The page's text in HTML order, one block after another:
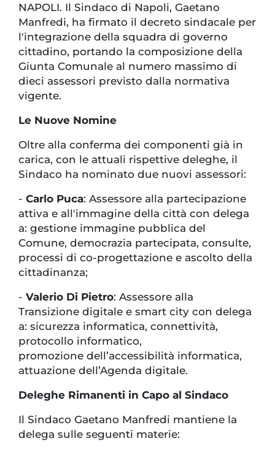
NAPOLI. Il Sindaco di Napoli, Gaetano
Manfredi, ha firmato il decreto sindacale per
l'integrazione della squadra di governo
cittadino, portando la composizione della
Giunta Comunale al numero massimo di
dieci assessori previsto dalla normativa
vigente.
Le Nuove Nomine
Oltre alla conferma dei componenti già in
carica, con le attuali rispettive deleghe, il
Sindaco ha nominato due nuovi assessori:
- Carlo Puca: Assessore alla partecipazione
attiva e all'immagine della città con delega
a: gestione immagine pubblica del
Comune, democrazia partecipata, consulte,
processi di co-progettazione e ascolto della
cittadinanza;
- Valerio Di Pietro: Assessore alla
Transizione digitale e smart city con delega
a: sicurezza informatica, connettività,
protocollo informatico,
promozione dell’accessibilità informatica,
attuazione dell’Agenda digitale.
Deleghe Rimanenti in Capo al Sindaco
Il Sindaco Gaetano Manfredi mantiene la
delega sulle seguenti materie: